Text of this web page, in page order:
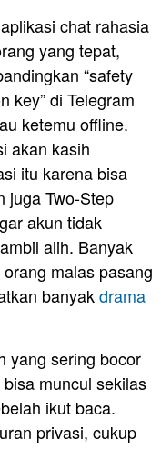
chat rahasia
yang tepat,
“safety
key” di Telegram
ketemu offline.
akan kasih
itu karena bisa
juga Two-Step
akun tidak
alih. Banyak
malas pasang
banyakdrama
yang sering bocor
muncul sekilas
ikut baca.
privasi, cukup